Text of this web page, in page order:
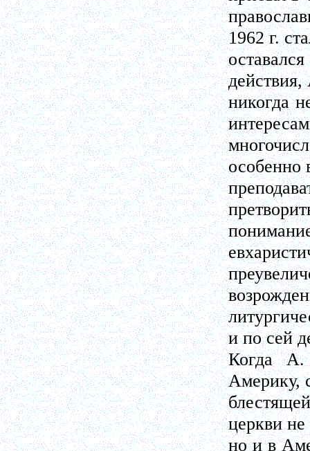
1962 г.
никогда
особенно
и по сей
Когда
Америку,
церкви не
но и в